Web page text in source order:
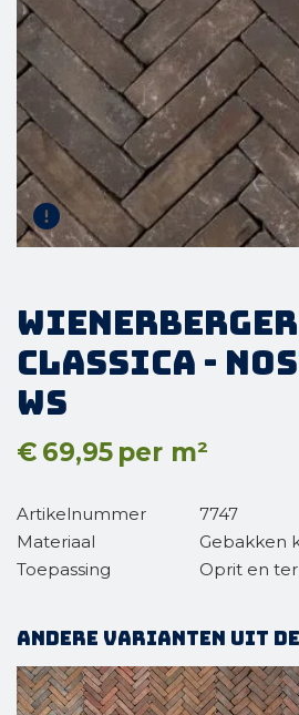
Wienerberger
Classica -
WS
€ 69,95 per m²
Artikelnummer
7747
Materiaal
Gebakken
Toepassing
Oprit en
Andere varianten uit